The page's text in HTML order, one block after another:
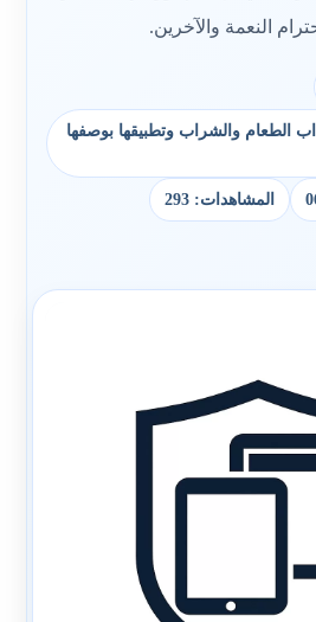
النعمة والآخرين.
الطعام والشراب وتطبيقها بوصفها
المشاهدات: 293